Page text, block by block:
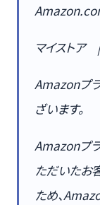
マイスト
Amazonプ
ざいます。
Amazonプ
ただいたお
ため、